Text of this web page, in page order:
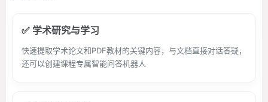
✅ 学术研究与学习
快速提取学术论文和PDF教材的关键内容，与文档直接对话答疑，
还可以创建课程专属智能问答机器人